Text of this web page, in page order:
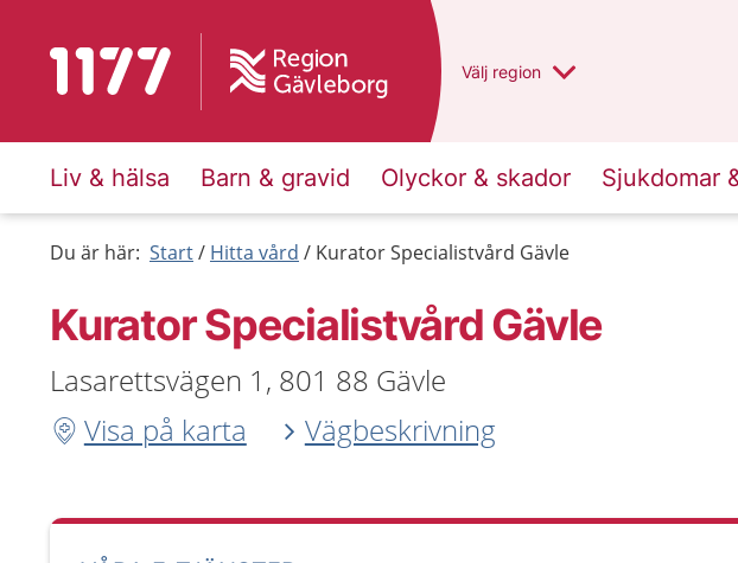
Till startsidan för 1177 Du har valt region
Välj en annan
region
Liv & hälsa Barn & gravid Olyckor & skador Sjukdomar
Du är här: Start Hitta vård Kurator Specialistvård Gävle
Kurator Specialistvård Gävle
Lasarettsvägen 1, 801 88 Gävle
Visa på karta
Vägbeskrivning